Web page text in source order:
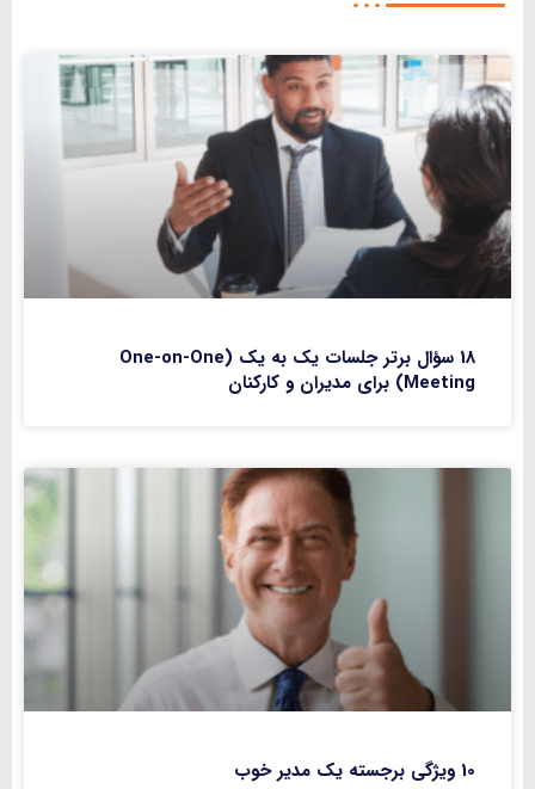
18 سؤال برتر جلسات یک به یک (One-on-One
Meeting) برای مدیران و کارکنان
10 ویژگی برجسته یک مدیر خوب